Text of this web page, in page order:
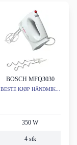
BOSCH MFQ3030
BESTE KJØP HÅNDMIK...
350 W
4 stk